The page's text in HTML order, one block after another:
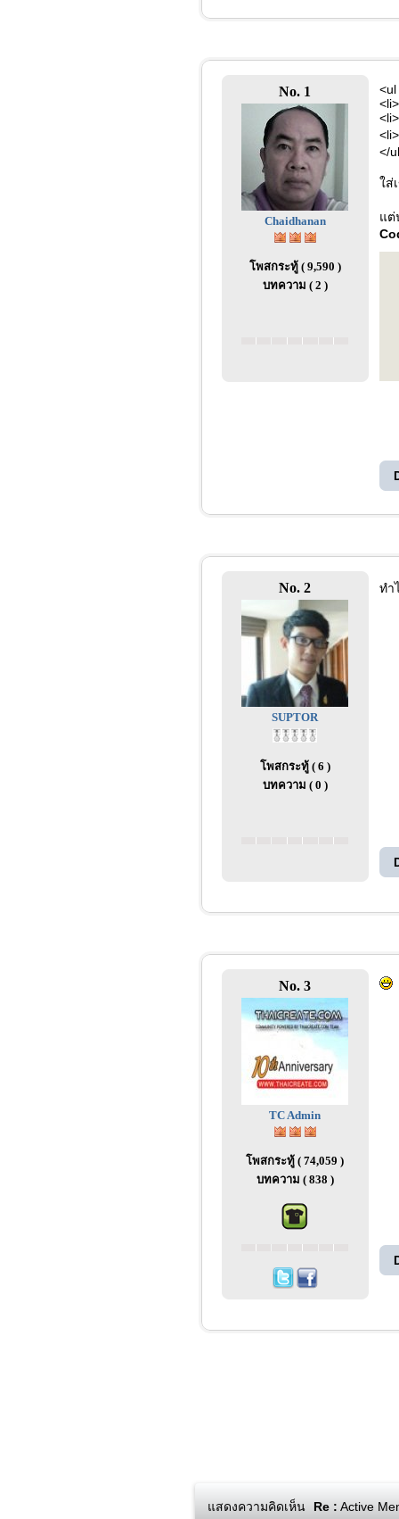
No. 1
Chaidhanan
โพสกระทู้ ( 9,590 )
บทความ ( 2 )
<ul
</
ใส่
แต่
No. 2
SUPTOR
โพสกระทู้ ( 6 )
บทความ ( 0 )
ทำ
No. 3
TC Admin
โพสกระทู้ ( 74,059 )
บทความ ( 838 )
แสดงความคิดเห็น Re : Active